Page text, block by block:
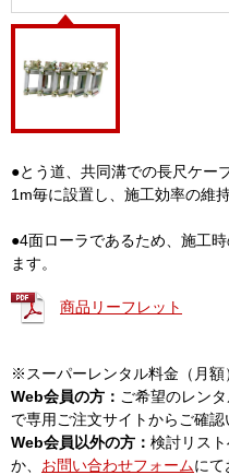
●とう道、共同溝での長尺ケー
1m毎に設置し、施工効率の維
●4面ローラであるため、施工
ます。
商品リーフレット
※スーパーレンタル料金（月額
Web会員の方： ご希望のレン
で専用ご注文サイトからご確認
Web会員以外の方： 検討リス
か、 お問い合わせフォームにて